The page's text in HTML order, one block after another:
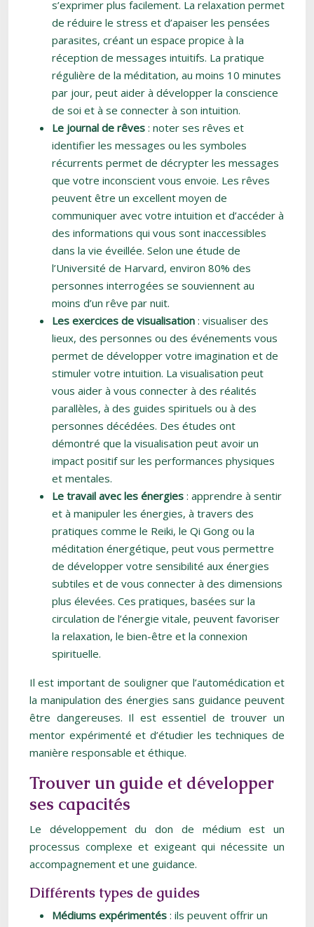
s’exprimer plus facilement. La relaxation permet
de réduire le stress et d’apaiser les pensées
parasites, créant un espace propice à la
réception de messages intuitifs. La pratique
régulière de la méditation, au moins 10 minutes
par jour, peut aider à développer la conscience
de soi et à se connecter à son intuition.
Le journal de rêves : noter ses rêves et
identifier les messages ou les symboles
récurrents permet de décrypter les messages
que votre inconscient vous envoie. Les rêves
peuvent être un excellent moyen de
communiquer avec votre intuition et d’accéder à
des informations qui vous sont inaccessibles
dans la vie éveillée. Selon une étude de
l’Université de Harvard, environ 80% des
personnes interrogées se souviennent au
moins d’un rêve par nuit.
Les exercices de visualisation : visualiser des
lieux, des personnes ou des événements vous
permet de développer votre imagination et de
stimuler votre intuition. La visualisation peut
vous aider à vous connecter à des réalités
parallèles, à des guides spirituels ou à des
personnes décédées. Des études ont
démontré que la visualisation peut avoir un
impact positif sur les performances physiques
et mentales.
Le travail avec les énergies : apprendre à sentir
et à manipuler les énergies, à travers des
pratiques comme le Reiki, le Qi Gong ou la
méditation énergétique, peut vous permettre
de développer votre sensibilité aux énergies
subtiles et de vous connecter à des dimensions
plus élevées. Ces pratiques, basées sur la
circulation de l’énergie vitale, peuvent favoriser
la relaxation, le bien-être et la connexion
spirituelle.
Il est important de souligner que l’automédication et
la manipulation des énergies sans guidance peuvent
être dangereuses. Il est essentiel de trouver un
mentor expérimenté et d’étudier les techniques de
manière responsable et éthique.
Trouver un guide et développer
ses capacités
Le développement du don de médium est un
processus complexe et exigeant qui nécessite un
accompagnement et une guidance.
Différents types de guides
Médiums expérimentés : ils peuvent offrir un